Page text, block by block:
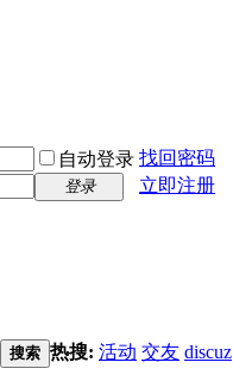
自动登录 找回密码
登录
立即注册
搜索 热搜: 活动 交友 discuz